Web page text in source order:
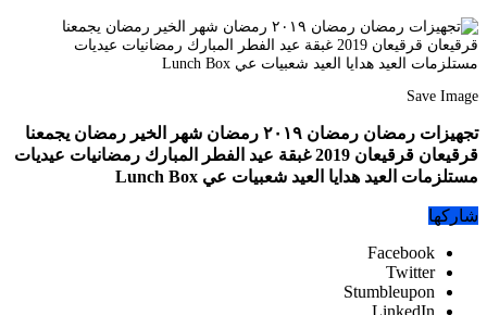
Save Image
تجهيزات رمضان رمضان ٢٠١٩ رمضان شهر الخير رمضان يجمعنا
قرقيعان قرقيعان 2019 غبقة عيد الفطر المبارك رمضانيات عيديات
مستلزمات العيد هدايا العيد شعبيات عي Lunch Box
شاركها
Facebook
Twitter
Stumbleupon